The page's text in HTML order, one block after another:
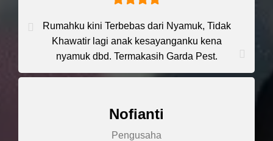
Rumahku kini Terbebas dari Nyamuk, Tidak
Khawatir lagi anak kesayanganku kena
nyamuk dbd. Termakasih Garda Pest.
Nofianti
Pengusaha